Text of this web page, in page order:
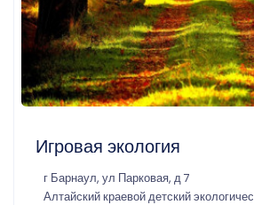
Игровая экология
г Барнаул, ул Парковая, д 7
Алтайский краевой детский